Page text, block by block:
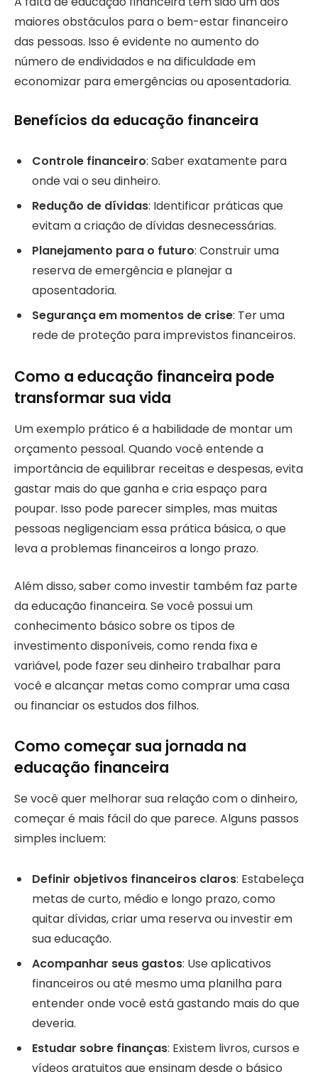
maiores obstáculos para o bem-estar financeiro
das pessoas. Isso é evidente no aumento do
número de endividados e na dificuldade em
economizar para emergências ou aposentadoria.
Benefícios da educação financeira
Controle financeiro: Saber exatamente para
onde vai o seu dinheiro.
Redução de dívidas: Identificar práticas que
evitam a criação de dívidas desnecessárias.
Planejamento para o futuro: Construir uma
reserva de emergência e planejar a
aposentadoria.
Segurança em momentos de crise: Ter uma
rede de proteção para imprevistos financeiros.
Como a educação financeira pode
transformar sua vida
Um exemplo prático é a habilidade de montar um
orçamento pessoal. Quando você entende a
importância de equilibrar receitas e despesas, evita
gastar mais do que ganha e cria espaço para
poupar. Isso pode parecer simples, mas muitas
pessoas negligenciam essa prática básica, o que
leva a problemas financeiros a longo prazo.
Além disso, saber como investir também faz parte
da educação financeira. Se você possui um
conhecimento básico sobre os tipos de
investimento disponíveis, como renda fixa e
variável, pode fazer seu dinheiro trabalhar para
você e alcançar metas como comprar uma casa
ou financiar os estudos dos filhos.
Como começar sua jornada na
educação financeira
Se você quer melhorar sua relação com o dinheiro,
começar é mais fácil do que parece. Alguns passos
simples incluem:
Definir objetivos financeiros claros: Estabeleça
metas de curto, médio e longo prazo, como
quitar dívidas, criar uma reserva ou investir em
sua educação.
Acompanhar seus gastos: Use aplicativos
financeiros ou até mesmo uma planilha para
entender onde você está gastando mais do que
deveria.
Estudar sobre finanças: Existem livros, cursos e
vídeos gratuitos que ensinam desde o básico